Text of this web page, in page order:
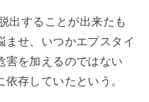
出することが出来たも
ませ、いつかエプスタイ
害を加えるのではない
存していたという。